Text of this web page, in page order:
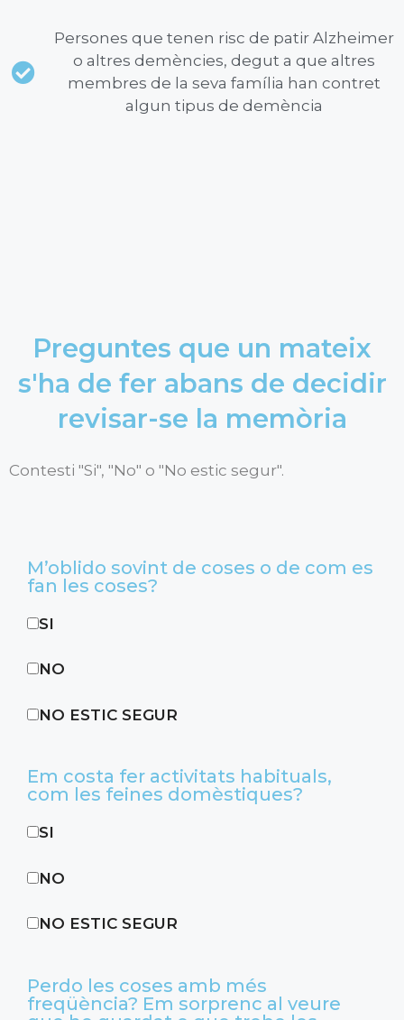
Persones que tenen risc de patir Alzheimer
o altres demències, degut a que altres
membres de la seva família han contret
algun tipus de demència
Preguntes que un mateix
s'ha de fer abans de decidir
revisar-se la memòria
Contesti "Si", "No" o "No estic segur".
M’oblido sovint de coses o de com es
fan les coses?
SI
NO
NO ESTIC SEGUR
Em costa fer activitats habituals,
com les feines domèstiques?
SI
NO
NO ESTIC SEGUR
Perdo les coses amb més
freqüència? Em sorprenc al veure